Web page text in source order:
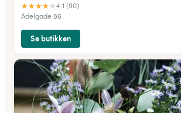
★★★★★4.1 (90)
Adelgade 86
Se butikken